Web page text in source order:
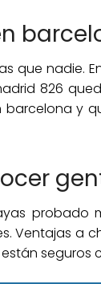
que nadie.
826
y
probado
Ventajas a
seguros